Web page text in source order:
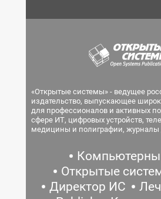
«Открытые системы» - ведущее
издательство, выпускающее
для профессионалов и активных
сфере ИТ, цифровых устройств,
медицины и полиграфии, журналы
Открытые
Директор ИС